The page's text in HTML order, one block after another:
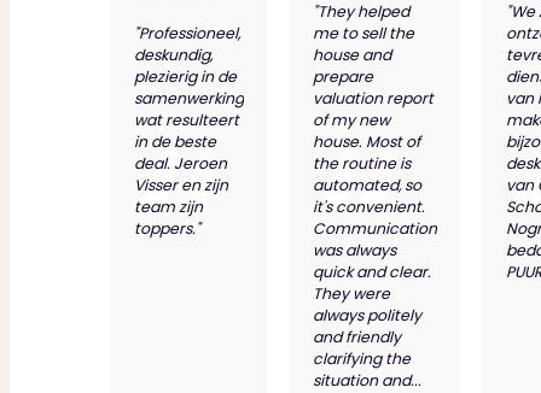
"Professioneel,
deskundig,
plezierig in de
samenwerking
wat resulteert
in de beste
deal. Jeroen
Visser en zijn
team zijn
toppers."
"They helped
me to sell the
house and
prepare
valuation report
of my new
house. Most of
the routine is
automated, so
it's convenient.
Communication
was always
quick and clear.
They were
always politely
and friendly
clarifying the
situation and...
"We
van
van